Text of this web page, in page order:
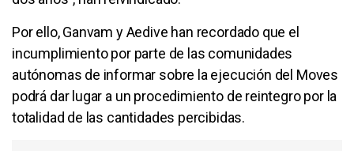
Por ello, Ganvam y Aedive han recordado que el
incumplimiento por parte de las comunidades
autónomas de informar sobre la ejecución del Moves
podrá dar lugar a un procedimiento de reintegro por la
totalidad de las cantidades percibidas.